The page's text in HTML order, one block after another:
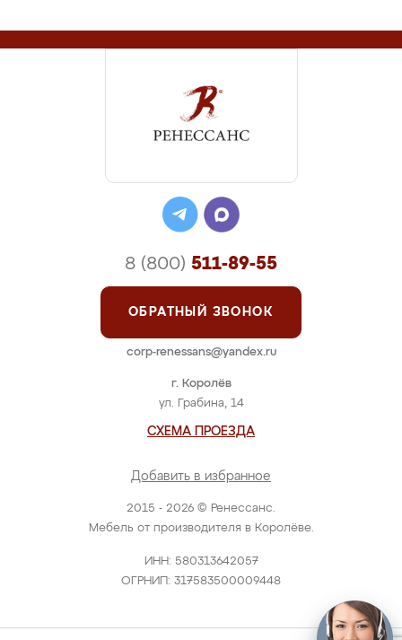
2015 - 2026 © Ренессанс.
Мебель от производителя в Королёве.
ИНН: 580313642057
ОГРНИП: 317583500009448
г. Королёв
ул. Грабина, 14
СХЕМА ПРОЕЗДА
Добавить в избранное
8 (800) 511-89-55
ОБРАТНЫЙ ЗВОНОК
corp-renessans@yandex.ru